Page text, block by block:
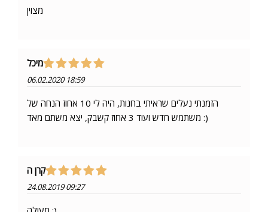
מצוין
מיכל
06.02.2020 18:59
הזמנתי נעלים שראיתי בחנות, היה לי 10 אחוז הנחה של
משתמש חדש ועוד 3 אחוז קשבק, יצא משתם מאד :)
קרן ה
24.08.2019 09:27